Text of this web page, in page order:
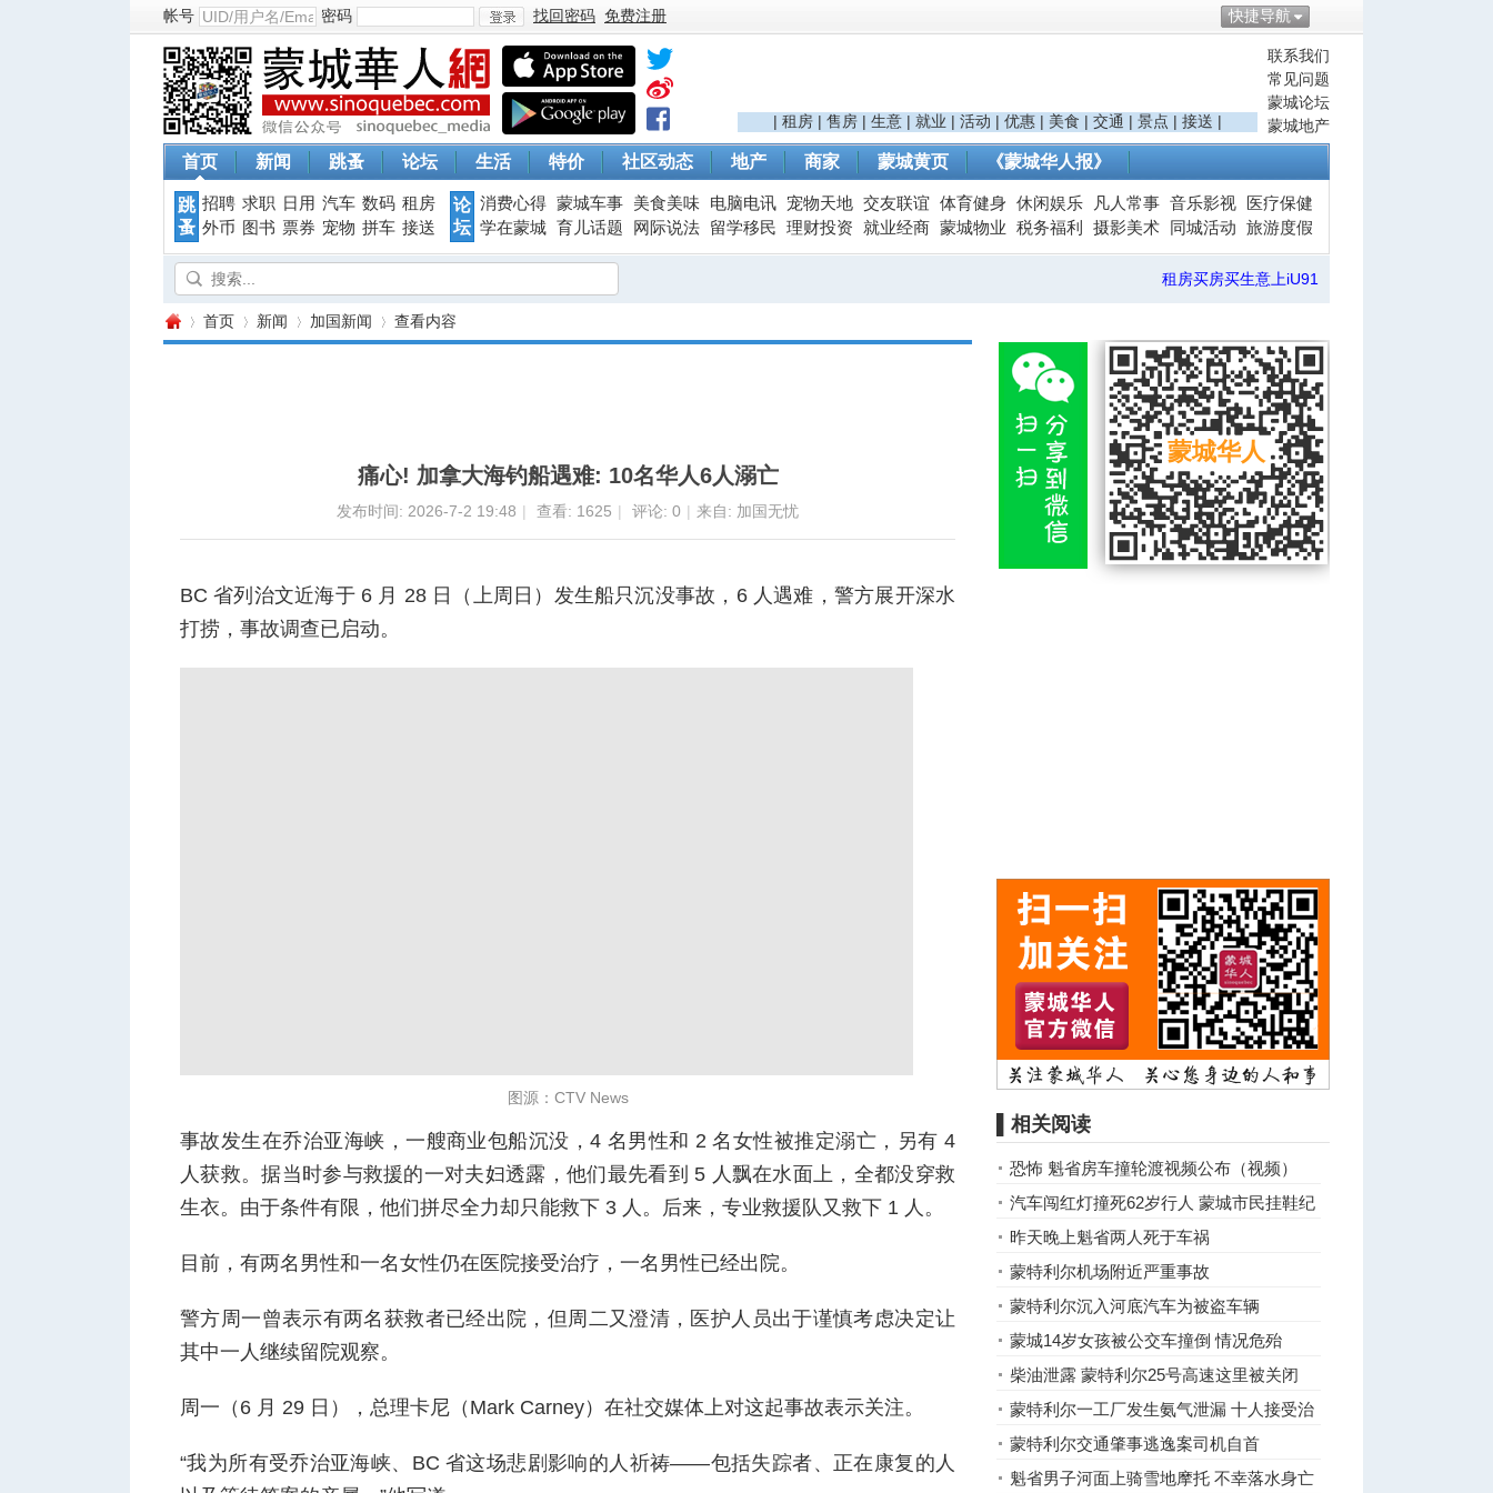
快捷导航
帐号 密码
登
录
找回密码 免费注册
联系我们
常见问题
蒙城论坛
蒙城地产
| 租房 | 售房 | 生意 | 就业 | 活动 | 优惠 | 美食 | 交通 | 景点 | 接送 |
首页 新闻 跳蚤 论坛 生活 特价 社区动态 地产 商家 蒙城黄页 《蒙城华人报》
跳
蚤
招聘 求职 日用 汽车 数码 租房
外币
图书 票券 宠物 拼车 接送
论
坛
消费心得 蒙城车事 美食美味 电脑电讯 宠物天地 交友联谊 体育健身 休闲娱乐 凡人常事 音乐影视
医疗保健
学在蒙城 育儿话题 网际说法 留学移民 理财投资 就业经商 蒙城物业 税务福利 摄影美术 同城活动 旅游度假
租房买房买生意上iU91
首页 新闻 加国新闻 查看内容
痛心! 加拿大海钓船遇难: 10名华人6人溺亡
发布时间: 2026-7-2 19:48 | 查看: 1625 | 评论: 0 | 来自: 加国无忧
BC 省列治文近海于 6 月 28 日（上周日）发生船只沉没事故，6 人遇难，警方展开深水
打捞，事故调查已启动。
图源：CTV News
事故发生在乔治亚海峡，一艘商业包船沉没，4 名男性和 2 名女性被推定溺亡，另有 4
人获救。据当时参与救援的一对夫妇透露，他们最先看到 5 人飘在水面上，全都没穿救
生衣。由于条件有限，他们拼尽全力却只能救下 3 人。后来，专业救援队又救下 1 人。
目前，有两名男性和一名女性仍在医院接受治疗，一名男性已经出院。
警方周一曾表示有两名获救者已经出院，但周二又澄清，医护人员出于谨慎考虑决定让
其中一人继续留院观察。
周一（6 月 29 日），总理卡尼（Mark Carney）在社交媒体上对这起事故表示关注。
“我为所有受乔治亚海峡、BC 省这场悲剧影响的人祈祷——包括失踪者、正在康复的人
▌相关阅读
恐怖 魁省房车撞轮渡视频公布（视频）
汽车闯红灯撞死62岁行人 蒙城市民挂鞋纪
念
昨天晚上魁省两人死于车祸
蒙特利尔机场附近严重事故
蒙特利尔沉入河底汽车为被盗车辆
蒙城14岁女孩被公交车撞倒 情况危殆
柴油泄露 蒙特利尔25号高速这里被关闭
蒙特利尔一工厂发生氨气泄漏 十人接受治
疗
蒙特利尔交通肇事逃逸案司机自首
魁省男子河面上骑雪地摩托 不幸落水身亡